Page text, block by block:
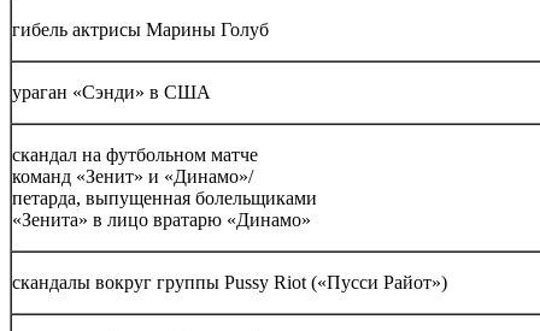
гибель актрисы Марины Голуб
ураган «Сэнди» в США
скандал на футбольном матче
команд «Зенит» и «Динамо»/
петарда, выпущенная болельщиками
«Зенита» в лицо вратарю «Динамо»
скандалы вокруг группы Pussy Riot («Пусси Райот»)